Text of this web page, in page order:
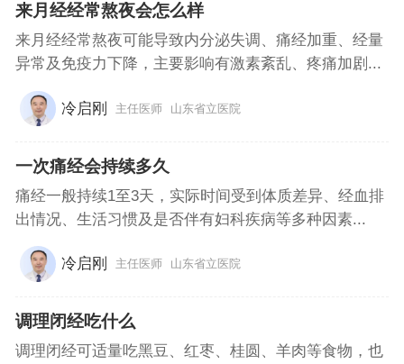
来月经经常熬夜会怎么样
来月经经常熬夜可能导致内分泌失调、痛经加重、经量
异常及免疫力下降，主要影响有激素紊乱、疼痛加剧...
冷启刚 主任医师 山东省立医院
一次痛经会持续多久
痛经一般持续1至3天，实际时间受到体质差异、经血排
出情况、生活习惯及是否伴有妇科疾病等多种因素...
冷启刚 主任医师 山东省立医院
调理闭经吃什么
调理闭经可适量吃黑豆、红枣、桂圆、羊肉等食物，也